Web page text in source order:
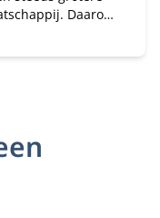
Daarom